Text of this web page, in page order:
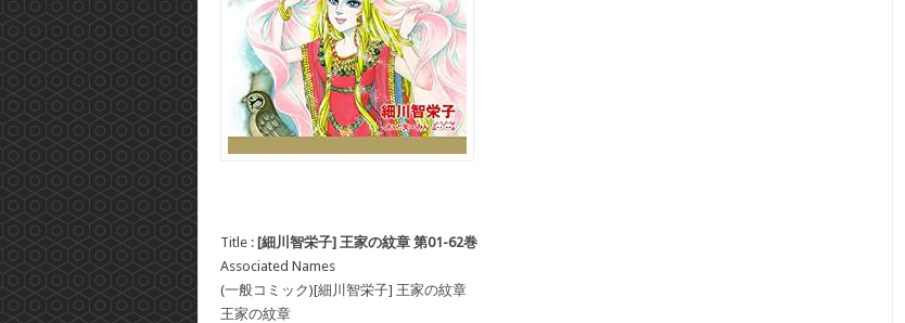
Title : [細川智栄子] 王家の紋章 第01-62巻
Associated Names
(一般コミック)[細川智栄子] 王家の紋章
王家の紋章